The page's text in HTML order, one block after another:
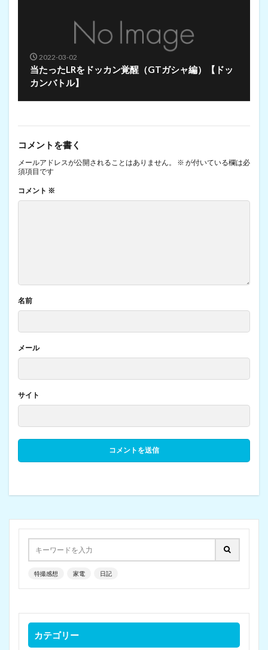
2022-03-02
当たったLRをドッカン覚醒（GTガシャ編）【ドッ
カンバトル】
コメントを書く
メールアドレスが公開されることはありません。 ※ が付いている欄は必
須項目です
コメント ※
名前
メール
サイト
特撮感想 家電 日記
カテゴリー